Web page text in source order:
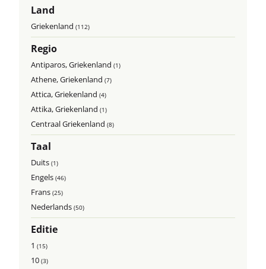
Land
Griekenland(112)
Regio
Antiparos, Griekenland(1)
Athene, Griekenland(7)
Attica, Griekenland(4)
Attika, Griekenland(1)
Centraal Griekenland(8)
Taal
Duits(1)
Engels(46)
Frans(25)
Nederlands(50)
Editie
1(15)
10(3)